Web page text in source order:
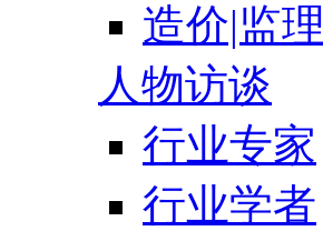
造价|监理
人物访谈
行业专家
行业学者